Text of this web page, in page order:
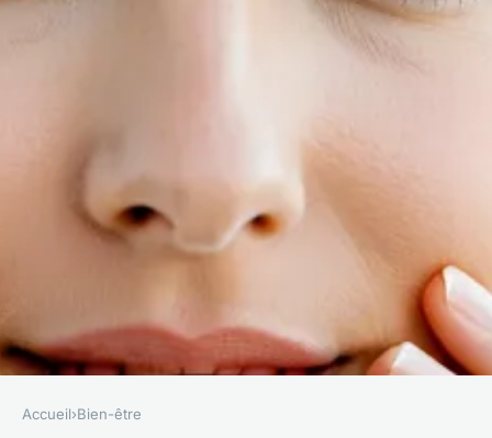
Accueil›Bien-être